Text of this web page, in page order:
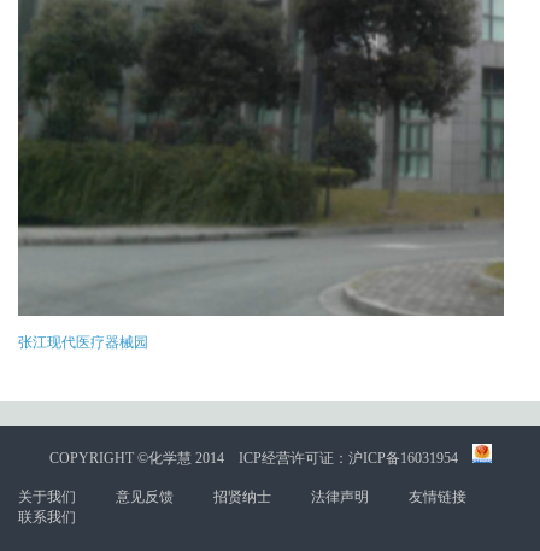
张江现代医疗器械园
COPYRIGHT ©化学慧 2014 ICP经营许可证：沪ICP备16031954
关于我们 意见反馈 招贤纳士 法律声明
友情链接
联系我们